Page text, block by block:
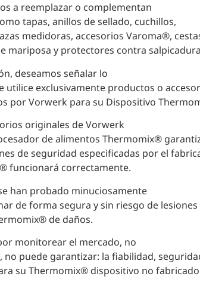
a reemplazar o complementan
tapas, anillos de sellado, cuchillos,
medidoras, accesorios Varoma®,
mariposa y protectores contra
deseamos señalar lo
utilice exclusivamente productos o
por Vorwerk para su Dispositivo
originales de Vorwerk
de alimentos Thermomix®
de seguridad especificadas por el
funcionará correctamente.
han probado minuciosamente
de forma segura y sin riesgo de lesiones
de daños.
monitorear el mercado, no
puede garantizar: la fiabilidad,
su Thermomix® dispositivo no